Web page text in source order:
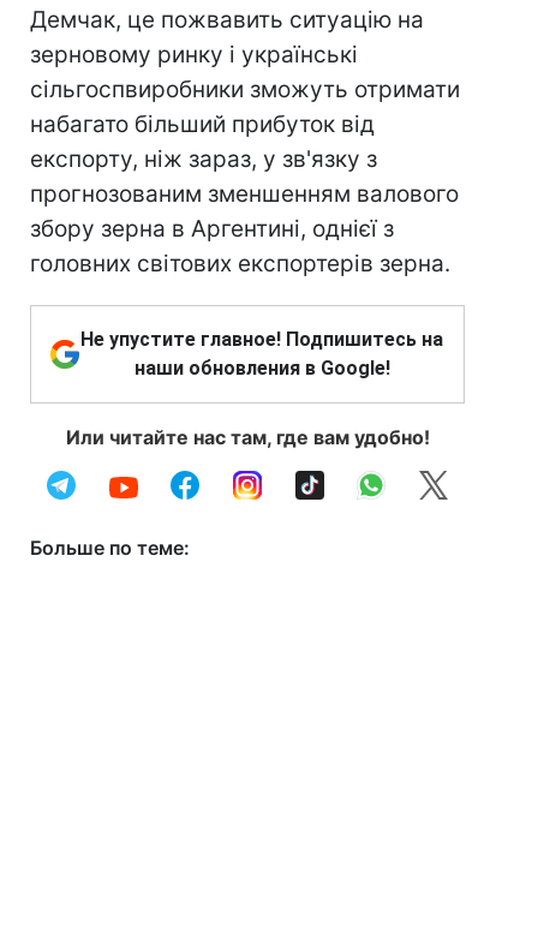
Демчак, це пожвавить ситуацію на
зерновому ринку і українські
сільгоспвиробники зможуть отримати
набагато більший прибуток від
експорту, ніж зараз, у зв'язку з
прогнозованим зменшенням валового
збору зерна в Аргентині, однієї з
головних світових експортерів зерна.
Не упустите главное! Подпишитесь на
наши обновления в Google!
Или читайте нас там, где вам удобно!
Больше по теме: